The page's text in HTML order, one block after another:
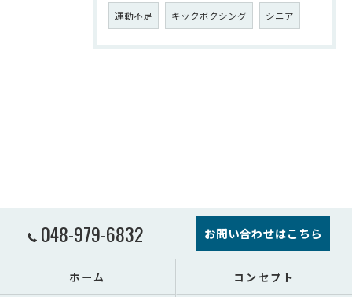
運動不足 キックボクシング シニア
048-979-6832 お問い合わせはこちら
ホーム コンセプト